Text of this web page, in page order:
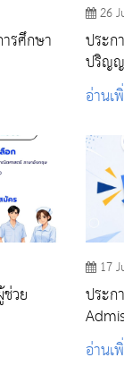
รศึกษา
26
ประก
ปริญ
บัญฑิ
2569
อ่านเ
วย
17
ประ
อ่านเ